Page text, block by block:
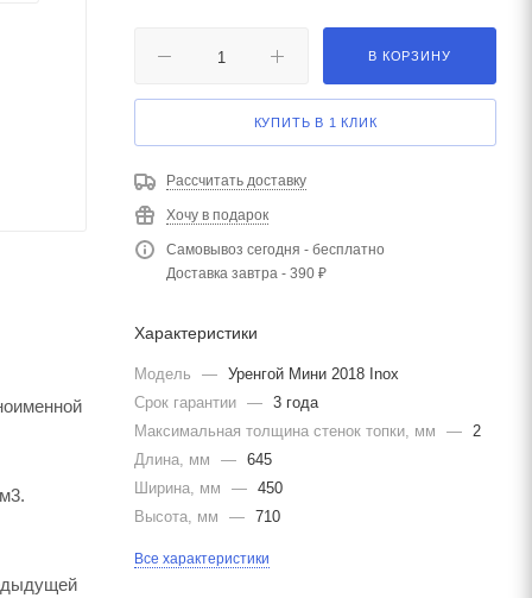
В КОРЗИНУ
КУПИТЬ В 1 КЛИК
Рассчитать доставку
Хочу в подарок
Самовывоз сегодня - бесплатно
Доставка завтра - 390 ₽
Характеристики
Модель — Уренгой Мини 2018 Inox
Срок гарантии — 3 года
Максимальная толщина стенок топки, мм
— 2
Длина, мм
— 645
Ширина, мм
— 450
Высота, мм
— 710
Все характеристики